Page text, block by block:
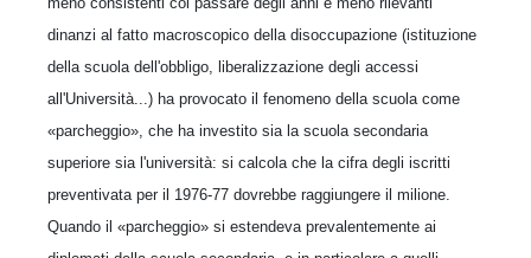
dinanzi al fatto macroscopico della disoccupazione (istituzione
della scuola dell'obbligo, liberalizzazione degli accessi
all'Università...) ha provocato il fenomeno della scuola come
«parcheggio», che ha investito sia la scuola secondaria
superiore sia l'università: si calcola che la cifra degli iscritti
preventivata per il 1976-77 dovrebbe raggiungere il milione.
Quando il «parcheggio» si estendeva prevalentemente ai